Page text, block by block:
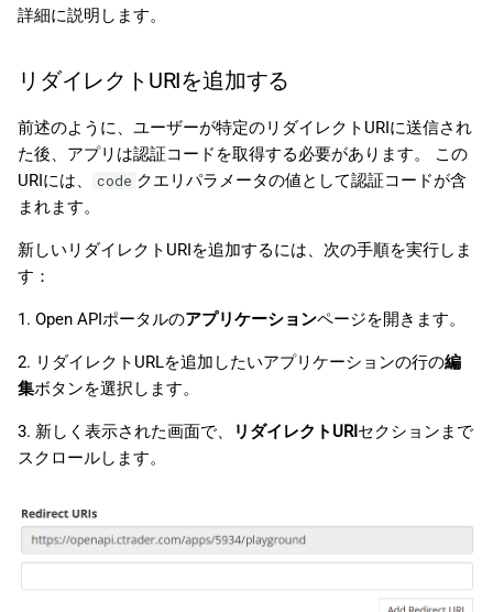
詳細に説明します。
リダイレクトURIを追加する
前述のように、ユーザーが特定のリダイレクトURIに送信され
た後、アプリは認証コードを取得する必要があります。 この
URIには、
code クエリパラメータの値として認証コードが含
まれます。
新しいリダイレクトURIを追加するには、次の手順を実行しま
す：
1. Open APIポータルのアプリケーションページを開きます。
2. リダイレクトURLを追加したいアプリケーションの行の編
集ボタンを選択します。
3. 新しく表示された画面で、 リダイレクトURIセクションまで
スクロールします。